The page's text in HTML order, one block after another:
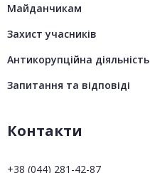
Майданчикам
Захист учасників
Антикорупційна діяльність
Запитання та відповіді
Контакти
+38 (044) 281-42-87